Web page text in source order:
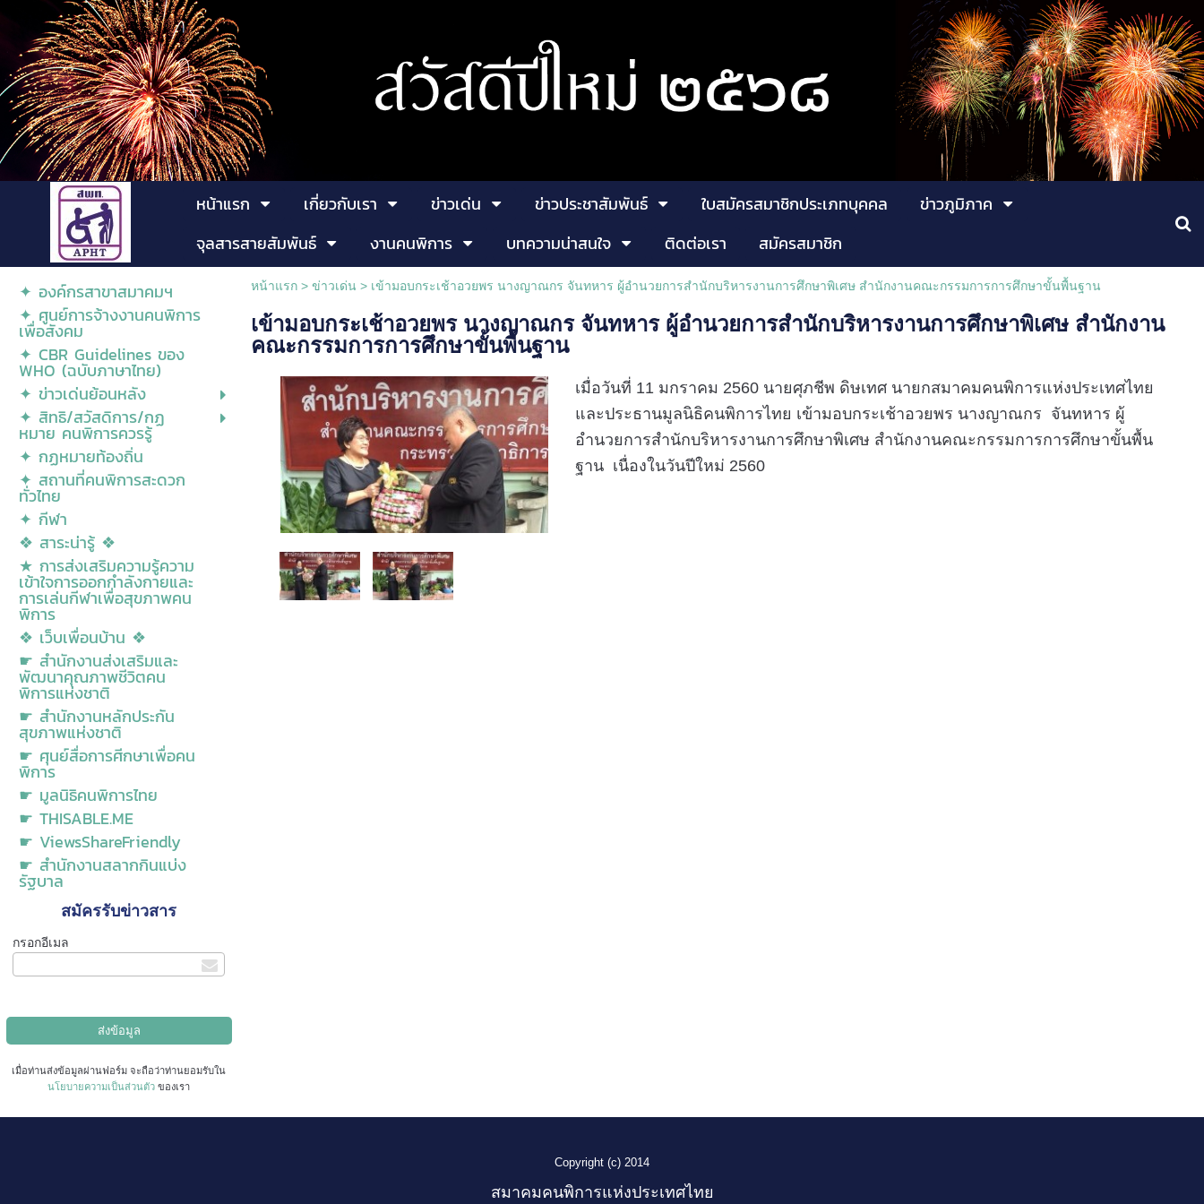
หน้าแรก เกี่ยวกับเรา ข่าวเด่น ข่าวประชาสัมพันธ์ ใบสมัครสมาชิกประเภทบุคคล
ข่าวภูมิภาค
จุลสารสายสัมพันธ์
งานคนพิการ บทความน่าสนใจ ติดต่อเรา
สมัครสมาชิก
✦ องค์กรสาขาสมาคมฯ
✦ ศูนย์การจ้างงานคนพิการ
เพื่อสังคม
✦ CBR Guidelines ของ
WHO (ฉบับภาษาไทย)
✦ ข่าวเด่นย้อนหลัง
✦ สิทธิ/สวัสดิการ/กฏ
หมาย คนพิการควรรู้
✦ กฏหมายท้องถิ่น
✦ สถานที่คนพิการสะดวก
ทั่วไทย
✦ กีฬา
❖ สาระน่ารู้ ❖
★ การส่งเสริมความรู้ความ
เข้าใจการออกกำลังกายและ
การเล่นกีฬาเพื่อสุขภาพคน
พิการ
❖ เว็บเพื่อนบ้าน ❖
☛ สำนักงานส่งเสริมและ
พัฒนาคุณภาพชีวิตคน
พิการแห่งชาติ
☛ สำนักงานหลักประกัน
สุขภาพแห่งชาติ
☛ ศุนย์สื่อการศีกษาเพื่อคน
พิการ
☛ มูลนิธิคนพิการไทย
☛ THISABLE.ME
☛ ViewsShareFriendly
☛ สำนักงานสลากกินแบ่ง
รัฐบาล
สมัครรับข่าวสาร
กรอกอีเมล
เมื่อท่านส่งข้อมูลผ่านฟอร์ม จะถือว่าท่านยอมรับใน
นโยบายความเป็นส่วนตัว ของเรา
หน้าแรก> ข่าวเด่น > เข้ามอบกระเช้าอวยพร นางญาณกร จันทหาร ผู้อำนวยการสำนักบริหารงานการศึกษาพิเศษ สำนักงานคณะกรรมการการศึกษาขั้นพื้นฐาน
เข้ามอบกระเช้าอวยพร นางญาณกร จันทหาร ผู้อำนวยการสำนักบริหารงานการศึกษาพิเศษ สำนักงาน
คณะกรรมการการศึกษาขั้นพื้นฐาน
เมื่อวันที่ 11 มกราคม 2560 นายศุภชีพ ดิษเทศ นายกสมาคมคนพิการแห่งประเทศไทย
และประธานมูลนิธิคนพิการไทย เข้ามอบกระเช้าอวยพร นางญาณกร จันทหาร ผู้
อำนวยการสำนักบริหารงานการศึกษาพิเศษ สำนักงานคณะกรรมการการศึกษาขั้นพื้น
ฐาน เนื่องในวันปีใหม่ 2560
Copyright (c) 2014
สมาคมคนพิการแห่งประเทศไทย